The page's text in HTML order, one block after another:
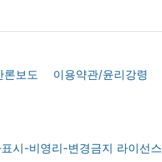
론보도 이용약관/윤리강령
시-비영리-변경금지 라이선스